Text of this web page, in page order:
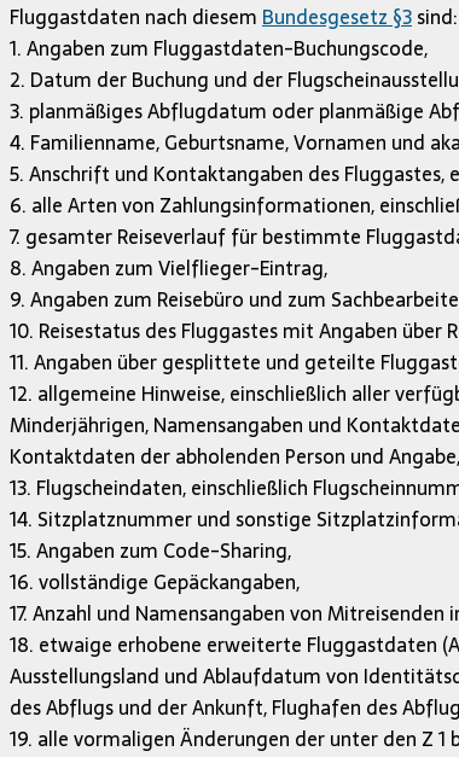
Fluggastdaten nach diesemBundesgesetz §3sind:
1. Angaben zum Fluggastdaten-Buchungscode,
2. Datum der Buchung und der
3. planmäßiges Abflugdatum oder planmäßige
4. Familienname, Geburtsname, Vornamen und
5. Anschrift und Kontaktangaben des
6. alle Arten von Zahlungsinformationen,
7. gesamter Reiseverlauf für bestimmte
8. Angaben zum Vielflieger-Eintrag,
9. Angaben zum Reisebüro und zum
10. Reisestatus des Fluggastes mit Angaben
11. Angaben über gesplittete und geteilte
12. allgemeine Hinweise, einschließlich aller
Minderjährigen, Namensangaben und
Kontaktdaten der abholenden Person und
13. Flugscheindaten, einschließlich
14. Sitzplatznummer und sonstige
15. Angaben zum Code-Sharing,
16. vollständige Gepäckangaben,
17. Anzahl und Namensangaben von
18. etwaige erhobene erweiterte Fluggastdaten
Ausstellungsland und Ablaufdatum von
des Abflugs und der Ankunft, Flughafen des
19. alle vormaligen Änderungen der unter den Z